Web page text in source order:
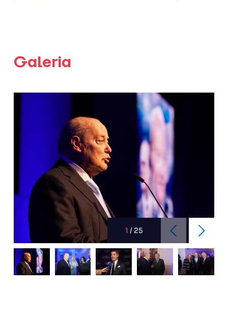
Galeria
1 / 25